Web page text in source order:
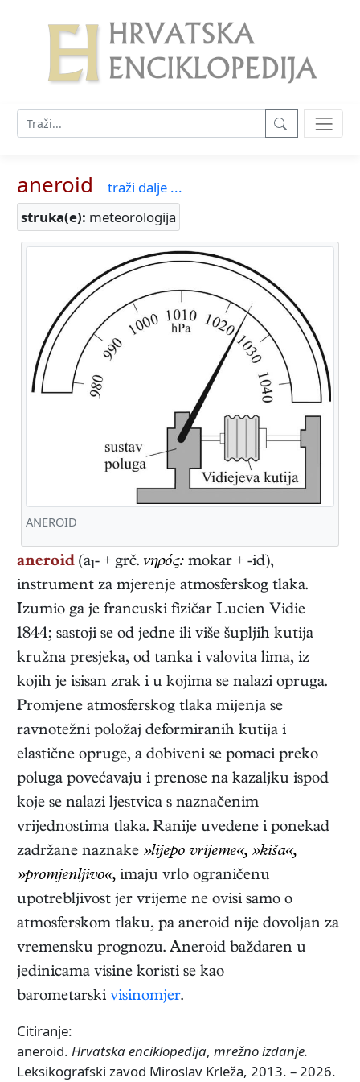
aneroid
traži dalje ...
struka(e): meteorologija
ANEROID
aneroid (a1- + grč. νηρός: mokar + -id),
instrument za mjerenje atmosferskog tlaka.
Izumio ga je francuski fizičar Lucien Vidie
1844; sastoji se od jedne ili više šupljih kutija
kružna presjeka, od tanka i valovita lima, iz
kojih je isisan zrak i u kojima se nalazi opruga.
Promjene atmosferskog tlaka mijenja se
ravnotežni položaj deformiranih kutija i
elastične opruge, a dobiveni se pomaci preko
poluga povećavaju i prenose na kazaljku ispod
koje se nalazi ljestvica s naznačenim
vrijednostima tlaka. Ranije uvedene i ponekad
zadržane naznake »lijepo vrijeme«, »kiša«,
»promjenljivo«, imaju vrlo ograničenu
upotrebljivost jer vrijeme ne ovisi samo o
atmosferskom tlaku, pa aneroid nije dovoljan za
vremensku prognozu. Aneroid baždaren u
jedinicama visine koristi se kao
barometarski visinomjer.
Citiranje:
aneroid. Hrvatska enciklopedija, mrežno izdanje.
Leksikografski zavod Miroslav Krleža, 2013. – 2026.